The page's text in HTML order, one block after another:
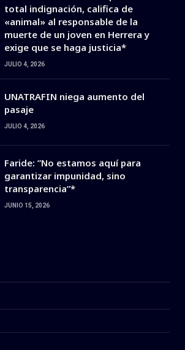
total indignación, califica de
«animal» al responsable de la
muerte de un joven en Herrera y
exige que se haga justicia*
JULIO 4, 2026
UNATRAFIN niega aumento del
pasaje
JULIO 4, 2026
Faride: ”No estamos aquí para
garantizar impunidad, sino
transparencia”*
JUNIO 15, 2026